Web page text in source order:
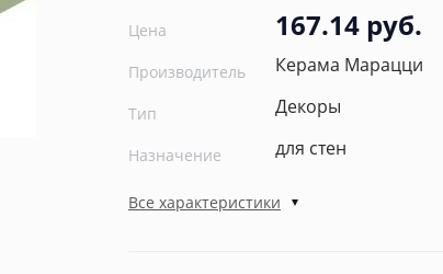
Цена 167.14 руб.
Производитель Керама Марацци
Тип Декоры
Назначение для стен
Все характеристики